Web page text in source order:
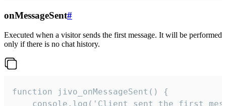
onMessageSent#
Executed when a visitor sends the first message. It will be performed
only if there is no chat history.
function jivo_onMessageSent() {
console.log('Client sent the first